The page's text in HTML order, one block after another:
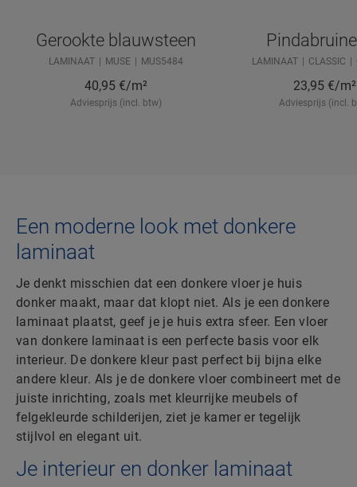
Gerookte blauwsteen
LAMINAAT MUSE MUS5484
40,95 €/m²
Adviesprijs (incl. btw)
LAMINAAT CLASSIC
23,95 €/m²
Adviesprijs (incl.
Een moderne look met donkere
laminaat
Je denkt misschien dat een donkere vloer je huis
donker maakt, maar dat klopt niet. Als je een donkere
laminaat plaatst, geef je je huis extra sfeer. Een vloer
van donkere laminaat is een perfecte basis voor elk
interieur. De donkere kleur past perfect bij bijna elke
andere kleur. Als je de donkere vloer combineert met de
juiste inrichting, zoals met kleurrijke meubels of
felgekleurde schilderijen, ziet je kamer er tegelijk
stijlvol en elegant uit.
Je interieur en donker laminaat